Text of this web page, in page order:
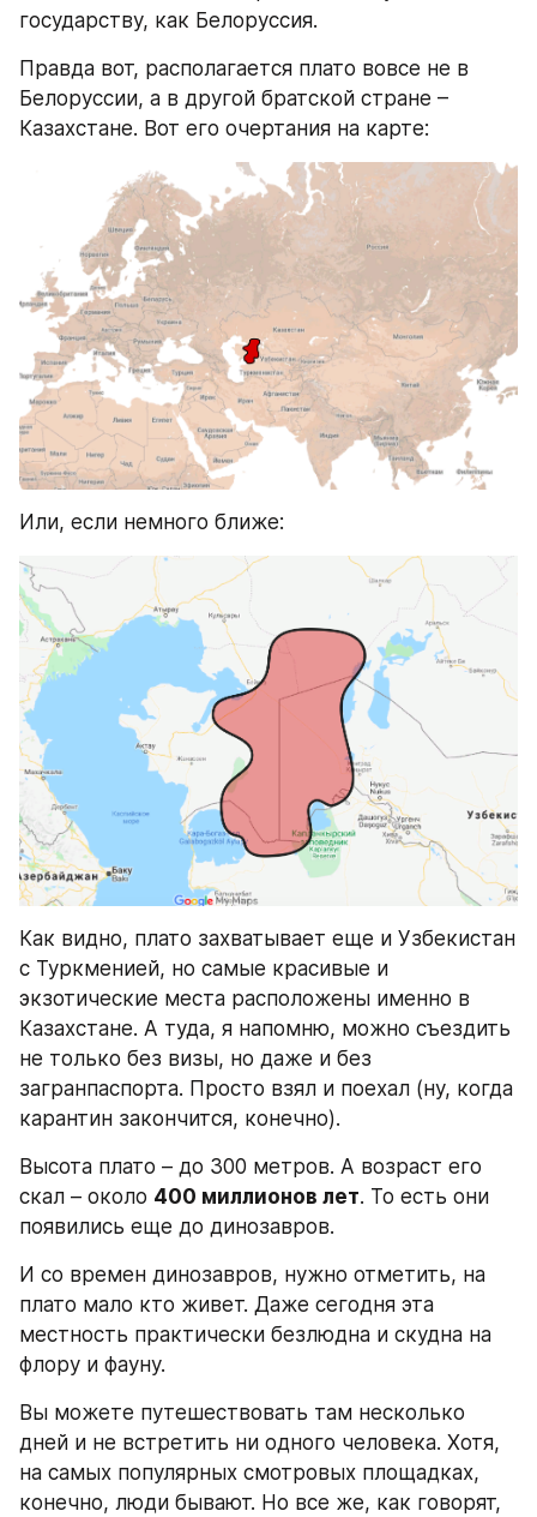
государству, как Белоруссия.
Правда вот, располагается плато вовсе не в
Белоруссии, а в другой братской стране –
Казахстане. Вот его очертания на карте:
Или, если немного ближе:
Как видно, плато захватывает еще и Узбекистан
с Туркменией, но самые красивые и
экзотические места расположены именно в
Казахстане. А туда, я напомню, можно съездить
не только без визы, но даже и без
загранпаспорта. Просто взял и поехал (ну, когда
карантин закончится, конечно).
Высота плато – до 300 метров. А возраст его
скал – около 400 миллионов лет. То есть они
появились еще до динозавров.
И со времен динозавров, нужно отметить, на
плато мало кто живет. Даже сегодня эта
местность практически безлюдна и скудна на
флору и фауну.
Вы можете путешествовать там несколько
дней и не встретить ни одного человека. Хотя,
на самых популярных смотровых площадках,
конечно, люди бывают. Но все же, как говорят,